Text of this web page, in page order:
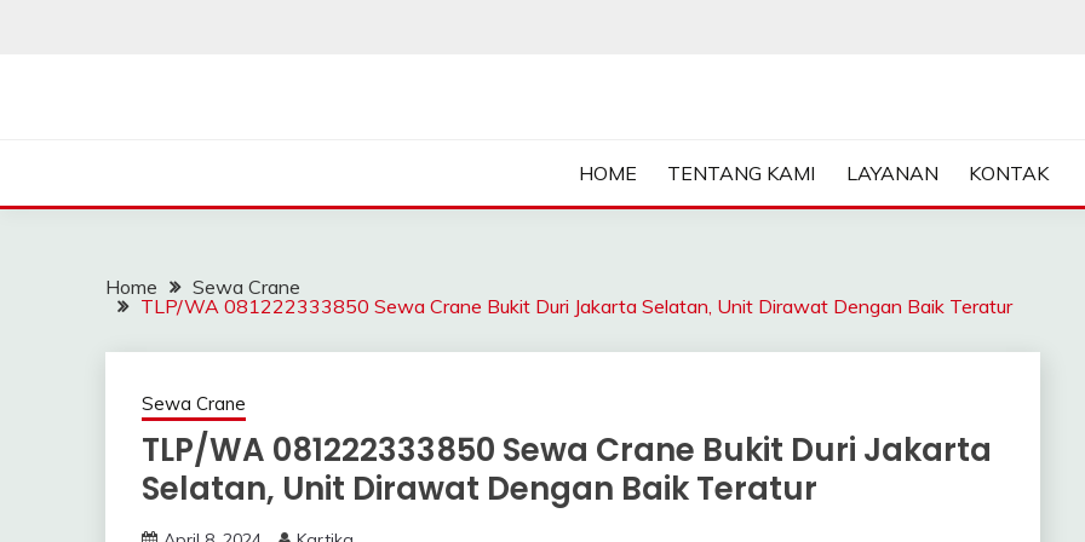
HOME TENTANG KAMI LAYANAN KONTAK
Home
Sewa Crane
TLP/WA 081222333850 Sewa Crane Bukit Duri Jakarta Selatan, Unit Dirawat Dengan Baik Teratur
Sewa Crane
TLP/WA 081222333850 Sewa Crane Bukit Duri Jakarta
Selatan, Unit Dirawat Dengan Baik Teratur